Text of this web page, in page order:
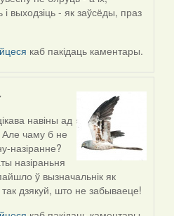
выходзіць - як заўсёды, праз
каб пакідаць каментары.
навіны ад
Але чаму б не
назіранне?
назіраньня
ў вызначальнік як
дзякуй, што не забываеце!